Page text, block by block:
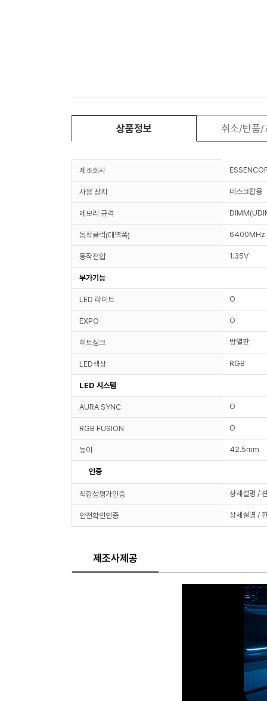
상품정보 취소/반품/
제조회사
사용 장치 데스크탑용
메모리 규격
동작클럭(대역폭) 6400MHz
동작전압 1.35V
부가기능
LED 라이트 O
EXPO O
히트싱크 방열판
LED색상 RGB
LED 시스템
AURA SYNC O
RGB FUSION O
높이 42.5mm
인증
적합성평가인증 상세설명 /
안전확인인증 상세설명 /
제조사제공